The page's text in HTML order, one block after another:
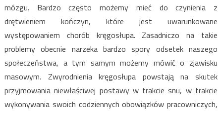
mózgu. Bardzo często możemy mieć do czynienia z
drętwieniem kończyn, które jest uwarunkowane
występowaniem chorób kręgosłupa. Zasadniczo na takie
problemy obecnie narzeka bardzo spory odsetek naszego
społeczeństwa, a tym samym możemy mówić o zjawisku
masowym. Zwyrodnienia kręgosłupa powstają na skutek
przyjmowania niewłaściwej postawy w trakcie snu, w trakcie
wykonywania swoich codziennych obowiązków pracowniczych,